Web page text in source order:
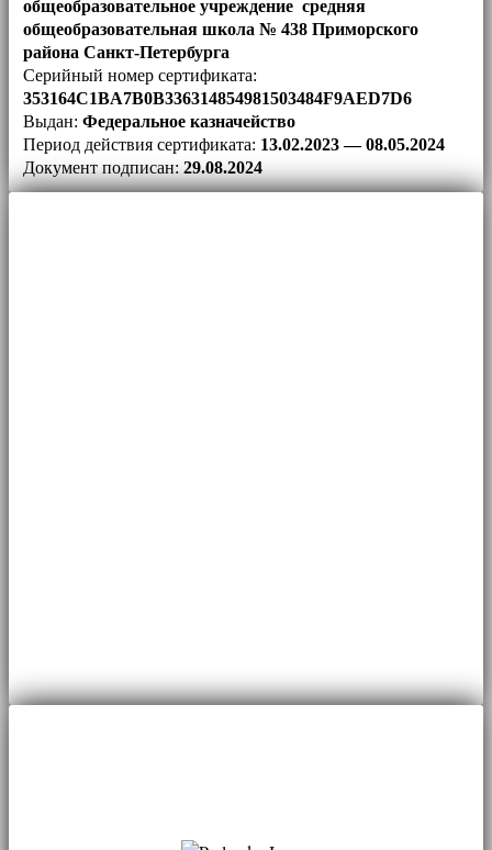
общеобразовательное учреждение средняя
общеобразовательная школа № 438 Приморского
района Санкт-Петербурга
Серийный номер сертификата:
353164C1BA7B0B336314854981503484F9AED7D6
Выдан: Федеральное казначейство
Период действия сертификата: 13.02.2023 — 08.05.2024
Документ подписан:29.08.2024